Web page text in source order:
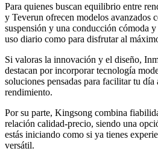
Para quienes buscan equilibrio entre
y Teverun ofrecen modelos avanzados
suspensión y una conducción cómoda y
uso diario como para disfrutar al
Si valoras la innovación y el diseño,
destacan por incorporar tecnología
soluciones pensadas para facilitar tu
rendimiento.
Por su parte, Kingsong combina
relación calidad-precio, siendo una
estás iniciando como si ya tienes
versátil.